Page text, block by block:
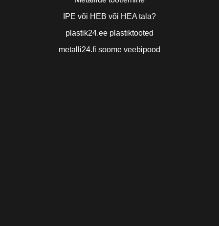
IPE või HEB või HEA tala?
plastik24.ee plastiktooted
metalli24.fi soome veebipood